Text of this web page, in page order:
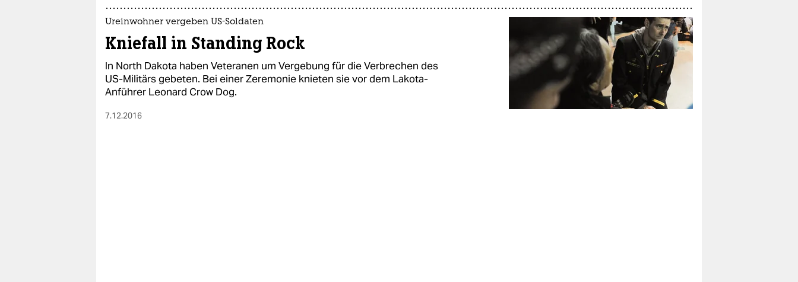
epaper login
Ureinwohner vergeben US-Soldaten
Kniefall in Standing Rock
In North Dakota haben Veteranen um Vergebung für die Verbrechen des
US-Militärs gebeten. Bei einer Zeremonie knieten sie vor dem Lakota-
Anführer Leonard Crow Dog.
7.12.2016